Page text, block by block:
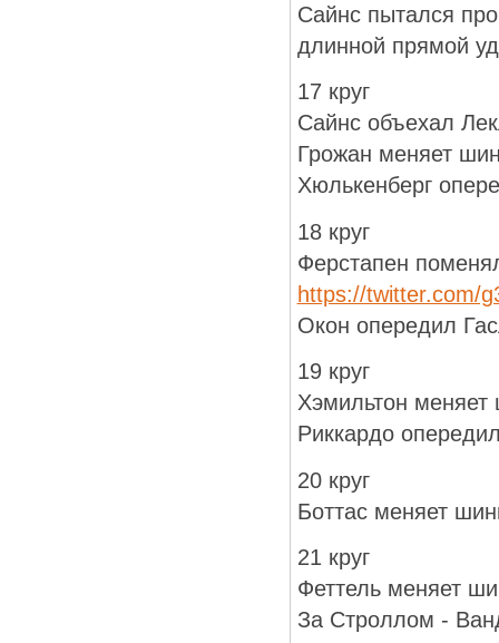
Сайнс пытался
длинной прямой
17 круг
Сайнс объехал
Грожан меняет
Хюлькенберг
18 круг
Ферстапен
https://twitter.com/
Окон опередил
19 круг
Хэмильтон
Риккардо
20 круг
Боттас меняет
21 круг
Феттель меняет
За Строллом -